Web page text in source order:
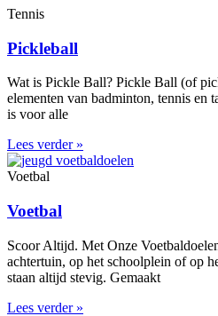
Tennis
Pickleball
Wat is Pickle Ball? Pickle Ball (of
elementen van badminton, tennis en
is voor alle
Lees verder »
Voetbal
Voetbal
Scoor Altijd. Met Onze
achtertuin, op het schoolplein of op
staan altijd stevig. Gemaakt
Lees verder »